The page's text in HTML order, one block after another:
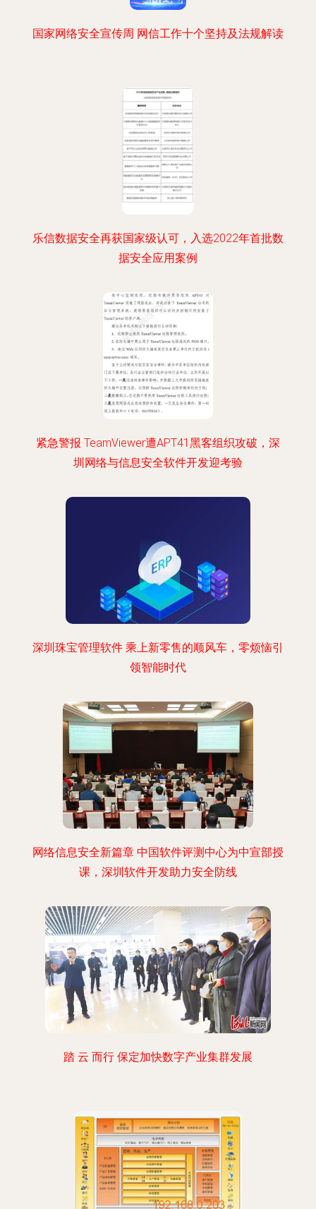
国家网络安全宣传周 网信工作十个坚持及法规解读
乐信数据安全再获国家级认可，入选2022年首批数
据安全应用案例
紧急警报 TeamViewer遭APT41黑客组织攻破，深
圳网络与信息安全软件开发迎考验
深圳珠宝管理软件 乘上新零售的顺风车，零烦恼引
领智能时代
网络信息安全新篇章 中国软件评测中心为中宣部授
课，深圳软件开发助力安全防线
踏 云 而行 保定加快数字产业集群发展